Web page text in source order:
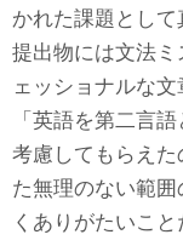
かれた課題とし
提出物には文法
ェッショナルな
「英語を第二言
考慮してもらえ
た無理のない範
くありがたいこと